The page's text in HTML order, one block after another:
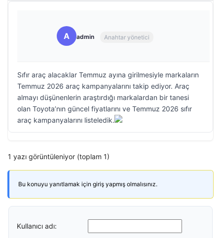
A admin Anahtar yönetici
Sıfır araç alacaklar Temmuz ayına girilmesiyle markaların
Temmuz 2026 araç kampanyalarını takip ediyor. Araç
almayı düşünenlerin araştırdığı markalardan bir tanesi
olan Toyota’nın güncel fiyatlarını ve Temmuz 2026 sıfır
araç kampanyalarını listeledik.
1 yazı görüntüleniyor (toplam 1)
Bu konuyu yanıtlamak için giriş yapmış olmalısınız.
Kullanıcı adı: